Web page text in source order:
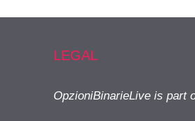
LEGAL
OpzioniBinarieLive is part